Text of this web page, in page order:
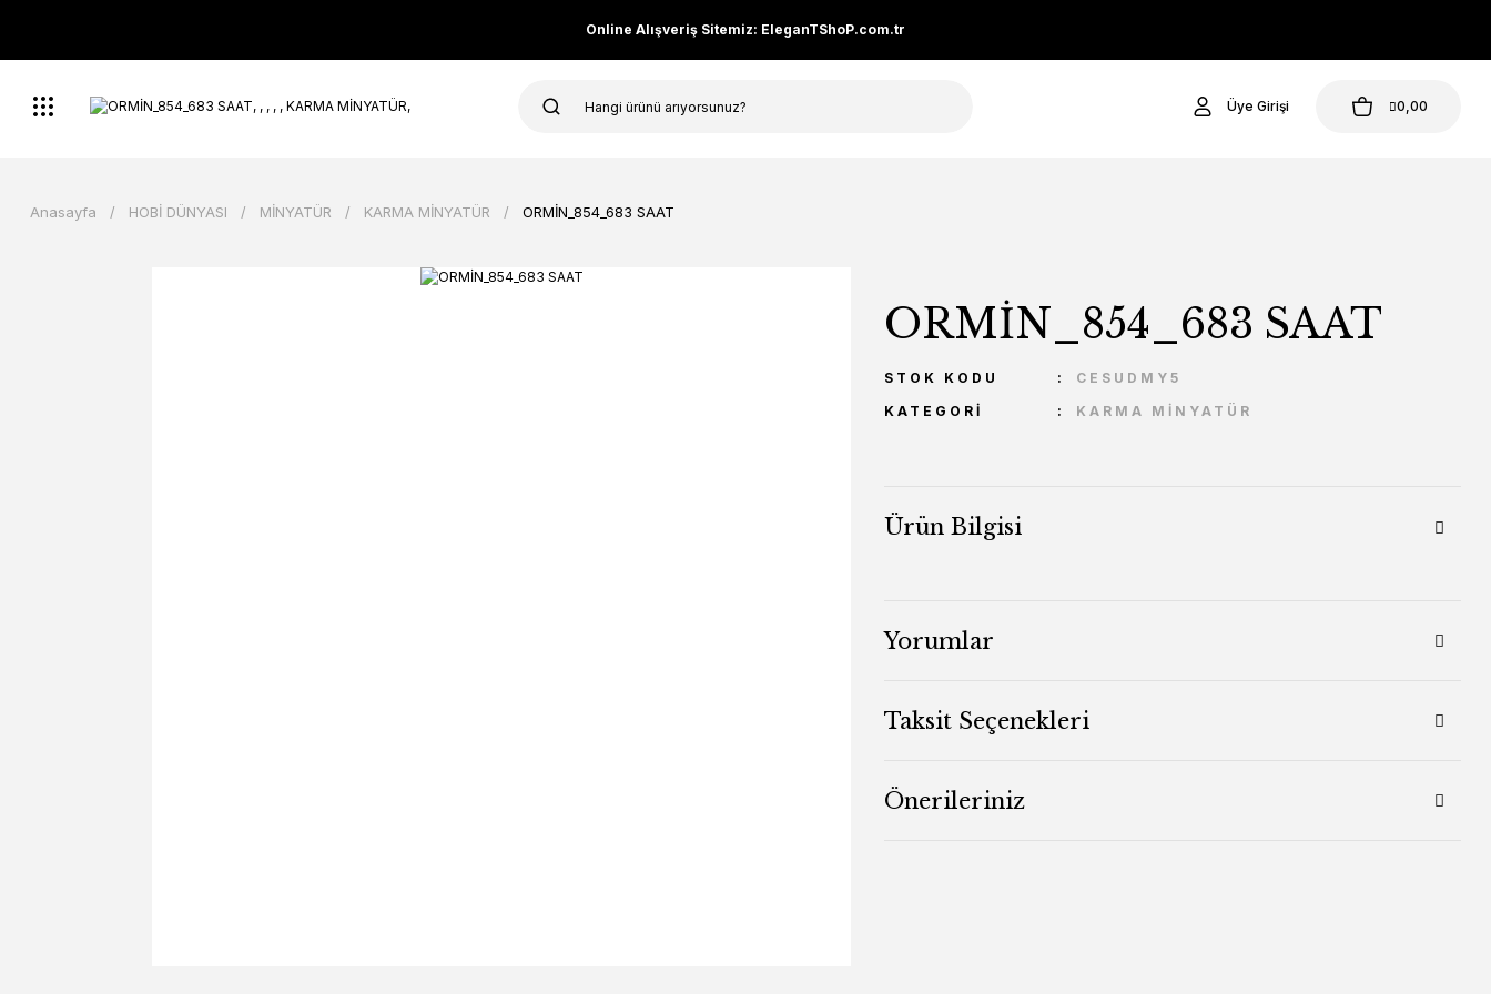
Online Alışveriş Sitemiz: EleganTShoP.com.tr
Üye Girişi 0,00
Anasayfa HOBİ DÜNYASI MİNYATÜR KARMA MİNYATÜR ORMİN_854_683 SAAT
ORMİN_854_683 SAAT
STOK KODU
CESUDMY5
KATEGORI
KARMA MİNYATÜR
Ürün Bilgisi
Yorumlar
Taksit Seçenekleri
Önerileriniz